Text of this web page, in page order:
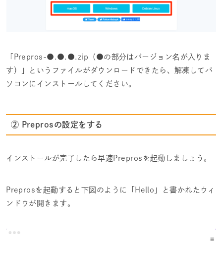
「Prepros-●.●.●.zip（●の部分はバージョン名が入りま
す）」というファイルがダウンロードできたら、解凍してパ
ソコンにインストールしてください。
② Preprosの設定をする
インストールが完了したら早速Preprosを起動しましょう。
Preprosを起動すると下図のように「Hello」と書かれたウィ
ンドウが開きます。